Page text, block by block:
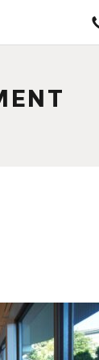
湘南ビーチ不